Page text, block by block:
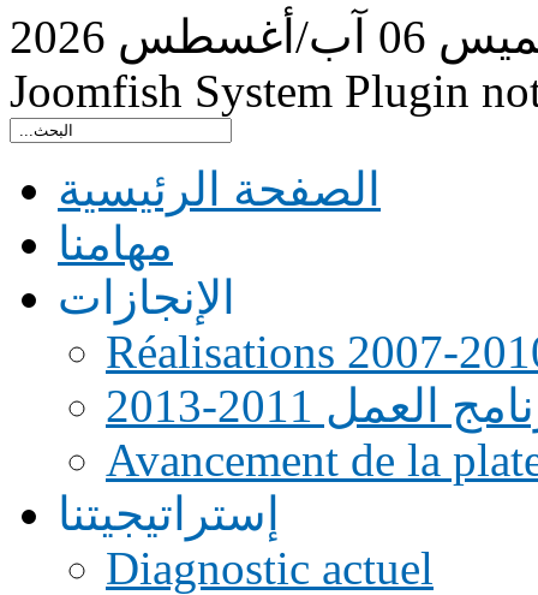
06 آب/أغسطس 2026
Joomfish System Plugin
الصفحة الرئيسية
مهامنا
الإنجازات
Réalisations 2007-
العمل 2011-2013
Avancement de la
إستراتيجيتنا
Diagnostic actuel